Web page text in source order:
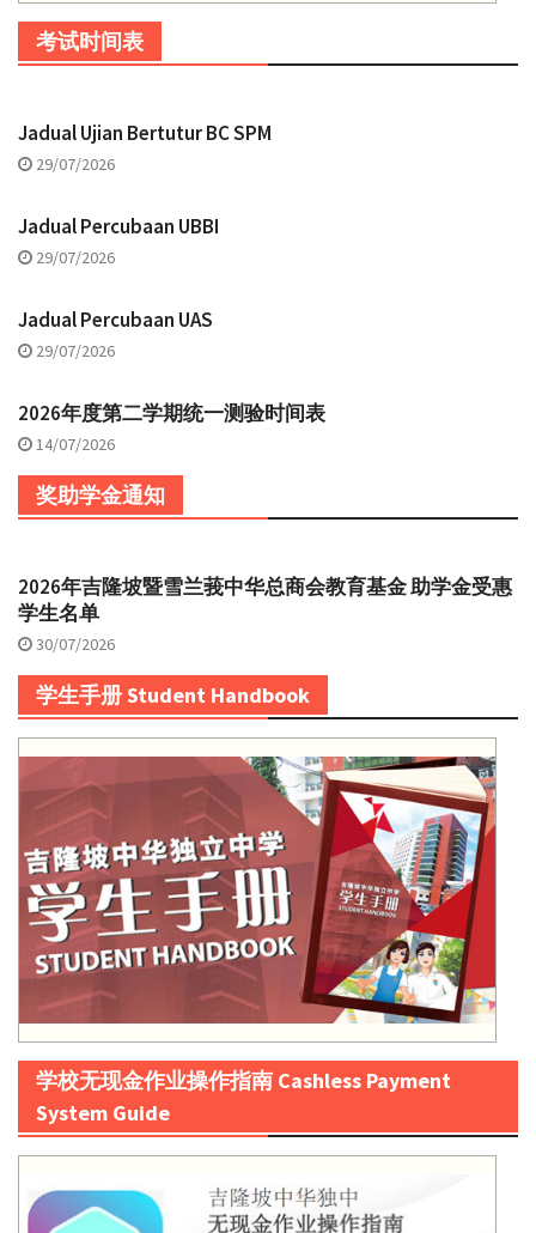
考试时间表
Jadual Ujian Bertutur BC SPM
29/07/2026
Jadual Percubaan UBBI
29/07/2026
Jadual Percubaan UAS
29/07/2026
2026年度第二学期统一测验时间表
14/07/2026
奖助学金通知
2026年吉隆坡暨雪兰莪中华总商会教育基金 助学金受惠
学生名单
30/07/2026
学生手册 Student Handbook
学校无现金作业操作指南 Cashless Payment
System Guide